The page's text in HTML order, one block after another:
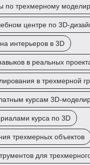
по трехмерному
центре по 3D-
интерьеров в 3D
в реальных
в трехмерной
курсам 3D-
курса по 3D
трехмерных объектов
для